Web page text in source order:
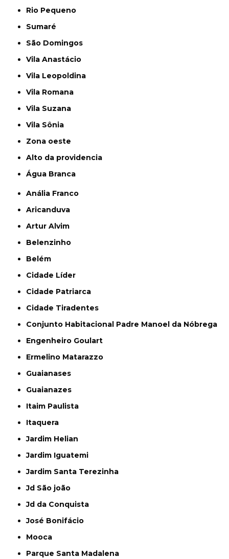
Rio Pequeno
Sumaré
São Domingos
Vila Anastácio
Vila Leopoldina
Vila Romana
Vila Suzana
Vila Sônia
Zona oeste
alto da providencia
Água Branca
Anália Franco
Aricanduva
Artur Alvim
Belenzinho
Belém
Cidade Líder
Cidade Patriarca
Cidade Tiradentes
Conjunto Habitacional Padre Manoel da Nóbrega
Engenheiro Goulart
Ermelino Matarazzo
Guaianases
Guaianazes
Itaim Paulista
Itaquera
Jardim Helian
Jardim Iguatemi
Jardim Santa Terezinha
Jd São joão
Jd da Conquista
José Bonifácio
Mooca
Parque Santa Madalena